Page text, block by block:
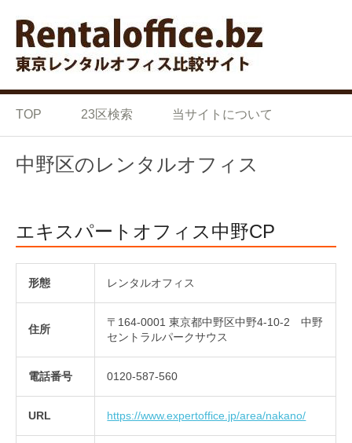
東京の格安 レンタルオフ
ィス 比較サイト
TOP 23区検索 当サイトについて
中野区のレンタルオフィス
エキスパートオフィス中野CP
形態 レンタルオフィス
住所
〒164-0001 東京都中野区中野4-10-2 中野
セントラルパークサウス
電話番号 0120-587-560
URL https://www.expertoffice.jp/area/nakano/